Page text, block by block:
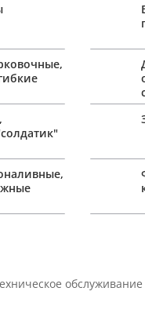
обслуживание